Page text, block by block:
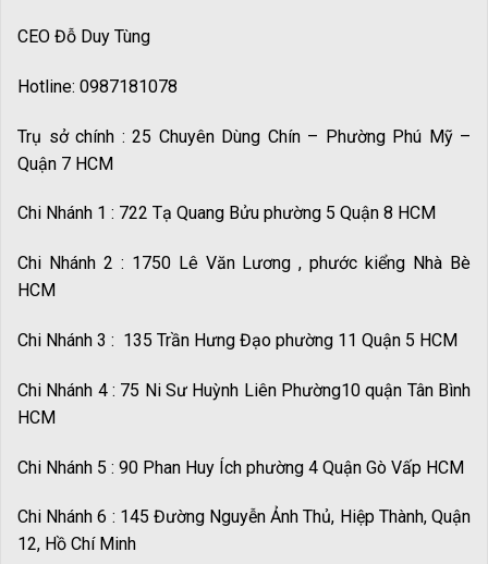
CEO Đỗ Duy Tùng
Hotline: 0987181078
Trụ sở chính : 25 Chuyên Dùng Chín – Phường Phú Mỹ –
Quận 7 HCM
Chi Nhánh 1 : 722 Tạ Quang Bửu phường 5 Quận 8 HCM
Chi Nhánh 2 : 1750 Lê Văn Lương , phước kiểng Nhà Bè
HCM
Chi Nhánh 3 : 135 Trần Hưng Đạo phường 11 Quận 5 HCM
Chi Nhánh 4 : 75 Ni Sư Huỳnh Liên Phường10 quận Tân Bình
HCM
Chi Nhánh 5 : 90 Phan Huy Ích phường 4 Quận Gò Vấp HCM
Chi Nhánh 6 : 145 Đường Nguyễn Ảnh Thủ, Hiệp Thành, Quận
12, Hồ Chí Minh